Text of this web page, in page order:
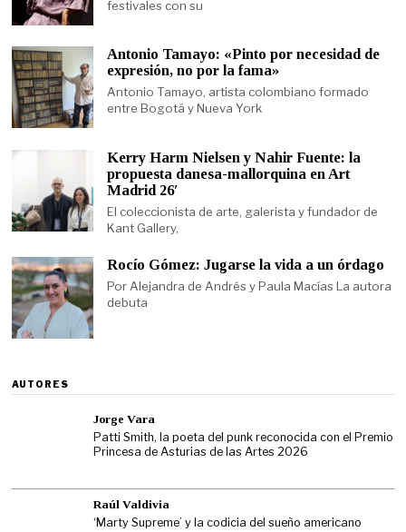
festivales con su
Antonio Tamayo: «Pinto por necesidad de
expresión, no por la fama»
Antonio Tamayo, artista colombiano formado
entre Bogotá y Nueva York
Kerry Harm Nielsen y Nahir Fuente: la
propuesta danesa-mallorquina en Art
Madrid 26′
El coleccionista de arte, galerista y fundador de
Kant Gallery,
Rocío Gómez: Jugarse la vida a un órdago
Por Alejandra de Andrés y Paula Macías La autora
debuta
AUTORES
Jorge Vara
Patti Smith, la poeta del punk reconocida con el Premio
Princesa de Asturias de las Artes 2026
Raúl Valdivia
‘Marty Supreme’ y la codicia del sueño americano